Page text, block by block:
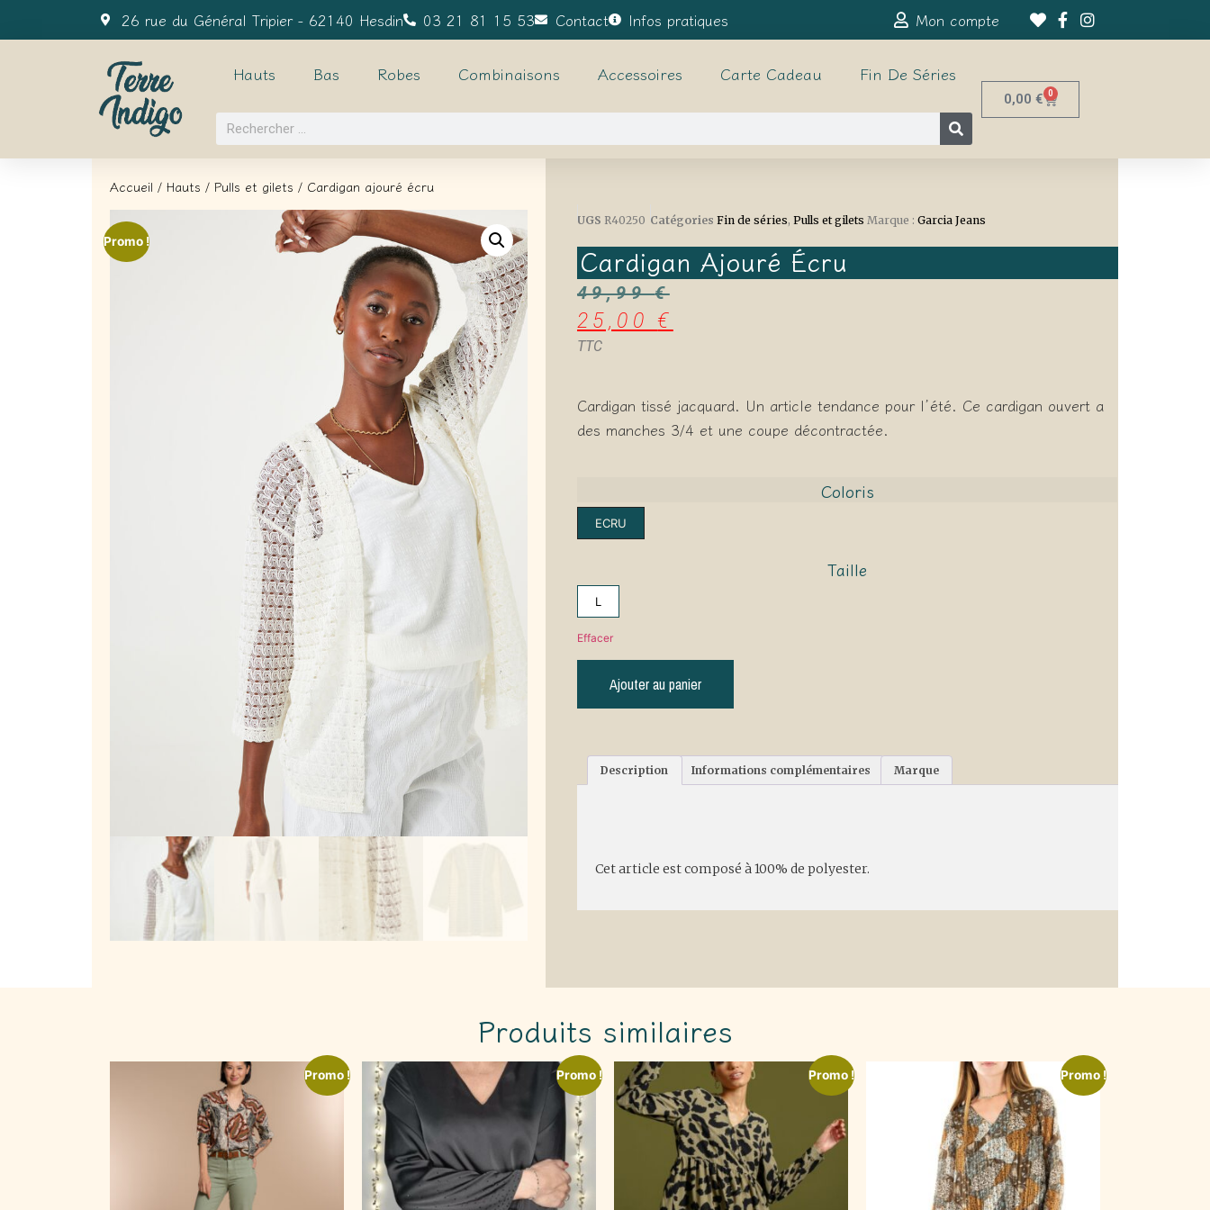
26 rue du Général Tripier - 62140 Hesdin 03 21 81 15 53 Contact Infos pratiques Mon compte
Hauts Bas Robes Combinaisons Accessoires Carte Cadeau Fin De Séries
0,00 € 0
Accueil / Hauts / Pulls et gilets / Cardigan ajouré écru
Promo !
UGS R40250 Catégories Fin de séries, Pulls et gilets Marque : Garcia Jeans
Cardigan Ajouré Écru
49,99€
25,00€
TTC
Cardigan tissé jacquard. Un article tendance pour l’été. Ce cardigan ouvert a
des manches 3/4 et une coupe décontractée.
Coloris
ECRU
Taille
L
Effacer
Ajouter au panier
Description Informations complémentaires Marque
Cet article est composé à 100% de polyester.
Produits similaires
Promo ! Promo ! Promo ! Promo !